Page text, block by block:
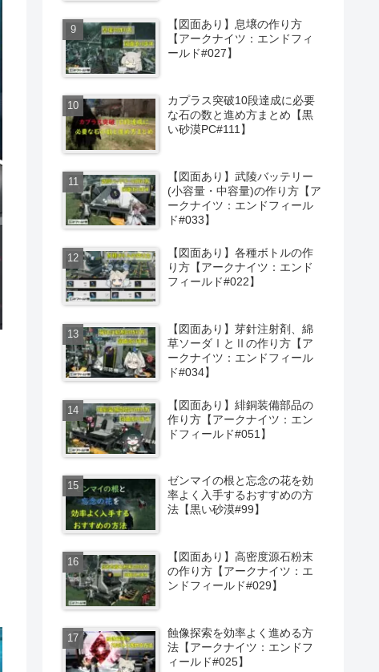
【図面あり】息壌の作り方
【アークナイツ：エンドフィ
ールド#027】
カプラス突破10段達成に必要
な石の数と進め方まとめ【黒
い砂漠PC#111】
【図面あり】武陵バッテリー
(小容量・中容量)の作り方【ア
ークナイツ：エンドフィール
ド#033】
【図面あり】各種ボトルの作
り方【アークナイツ：エンド
フィールド#022】
【図面あり】芽針注射剤、綿
草ソーダⅠとⅡの作り方【ア
ークナイツ：エンドフィール
ド#034】
【図面あり】緋銅装備部品の
作り方【アークナイツ：エン
ドフィールド#051】
ゼンマイの根と忘念の花を効
率よく入手するおすすめの方
法【黒い砂漠#99】
【図面あり】高密度源石粉末
の作り方【アークナイツ：エ
ンドフィールド#029】
蝕像探索を効率よく進める方
法【アークナイツ：エンドフ
ィールド#025】